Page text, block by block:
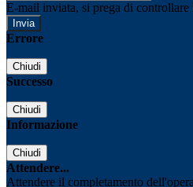
E-mail inviata, si prega di controllare
Errore
Chiudi
Successo
Chiudi
Informazione
Chiudi
Attendere...
Attendere il completamento